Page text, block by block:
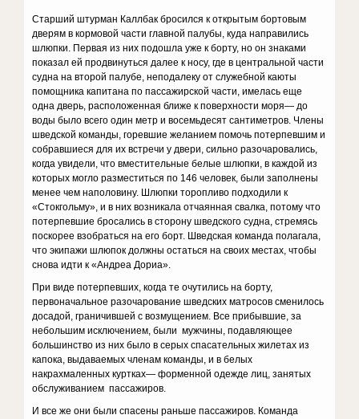
Старший штурман Каллбак бросился к открытым бортовым
дверям в кормовой части главной палубы, куда направились
шлюпки. Первая из них подошла уже к борту, но он знаками
показал ей продвинуться далее к носу, где в центральной части
судна на второй палубе, неподалеку от служебной каюты
помощника капитана по пассажирской части, имелась еще
одна дверь, расположенная ближе к поверхности моря— до
воды было всего один метр и восемьдесят сантиметров. Члены
шведской команды, горевшие желанием помочь потерпевшим и
собравшиеся для их встречи у двери, сильно разочаровались,
когда увидели, что вместительные белые шлюпки, в каждой из
которых могло разместиться по 146 человек, были заполнены
менее чем наполовину. Шлюпки торопливо подходили к
«Стокгольму», и в них возникала отчаянная свалка, потому что
потерпевшие бросались в сторону шведского судна, стремясь
поскорее взобраться на его борт. Шведская команда полагала,
что экипажи шлюпок должны остаться на своих местах, чтобы
снова идти к «Андреа Дориа».
При виде потерпевших, когда те очутились на борту,
первоначальное разочарование шведских матросов сменилось
досадой, граничившей с возмущением. Все прибывшие, за
небольшим исключением, были мужчины, подавляющее
большинство из них было в серых спасательных жилетах из
капока, выдаваемых членам команды, и в белых
накрахмаленных куртках— форменной одежде лиц, занятых
обслуживанием пассажиров.
И все же они были спасены раньше пассажиров. Команда